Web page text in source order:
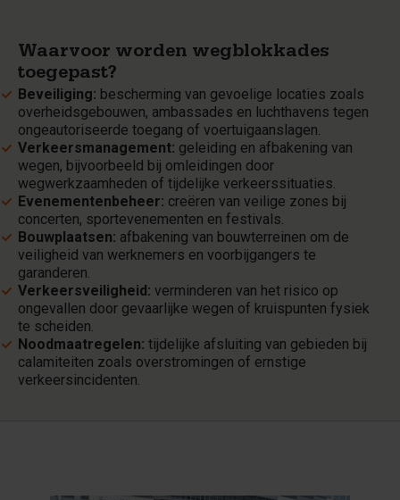
Waarvoor worden wegblokkades
toegepast?
Beveiliging: bescherming van gevoelige locaties zoals
overheidsgebouwen, ambassades en luchthavens tegen
ongeautoriseerde toegang of voertuigaanslagen.
Verkeersmanagement: geleiding en afbakening van
wegen, bijvoorbeeld bij omleidingen door
wegwerkzaamheden of tijdelijke verkeerssituaties.
Evenementenbeheer: creëren van veilige zones bij
concerten, sportevenementen en festivals.
Bouwplaatsen: afbakening van bouwterreinen om de
veiligheid van werknemers en voorbijgangers te
garanderen.
Verkeersveiligheid: verminderen van het risico op
ongevallen door gevaarlijke wegen of kruispunten fysiek
te scheiden.
Noodmaatregelen: tijdelijke afsluiting van gebieden bij
calamiteiten zoals overstromingen of ernstige
verkeersincidenten.